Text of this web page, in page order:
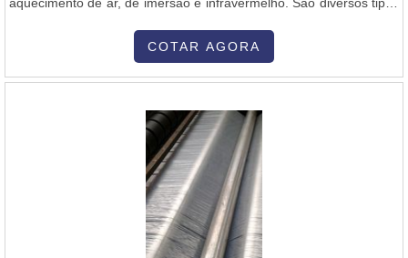
buscou ser autorizada das marcas mais renomadas do mercado.
Fora isso, é possível encontrar as melhores condições de
pagamento do mercado..
queimador a gás, o modelo AutoRecupe é útil em fornos de
COTAR AGORA